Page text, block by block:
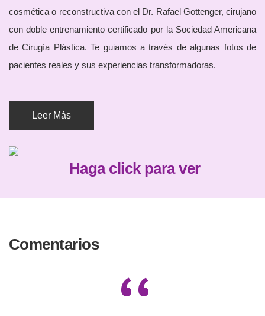
cosmética o reconstructiva con el Dr. Rafael Gottenger, cirujano
con doble entrenamiento certificado por la Sociedad Americana
de Cirugía Plástica. Te guiamos a través de algunas fotos de
pacientes reales y sus experiencias transformadoras.
Leer Más
Haga click para ver
Comentarios